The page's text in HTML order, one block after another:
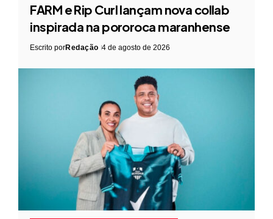
FARM e Rip Curl lançam nova collab
inspirada na pororoca maranhense
Escrito porRedação 4 de agosto de 2026